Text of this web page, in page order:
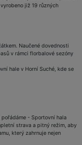
již 19 různých
Naučené dovednosti
v rámci florbalové sezóny
hale v Horní Suché, kde se
- Sportovní hala
strava a pitný režim, aby
který zahrnuje nejen